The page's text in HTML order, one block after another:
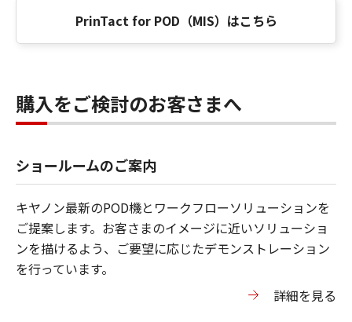
PrinTact for POD（MIS）はこちら
購入をご検討のお客さまへ
ショールームのご案内
キヤノン最新のPOD機とワークフローソリューションを
ご提案します。お客さまのイメージに近いソリューショ
ンを描けるよう、ご要望に応じたデモンストレーション
を行っています。
詳細を見る